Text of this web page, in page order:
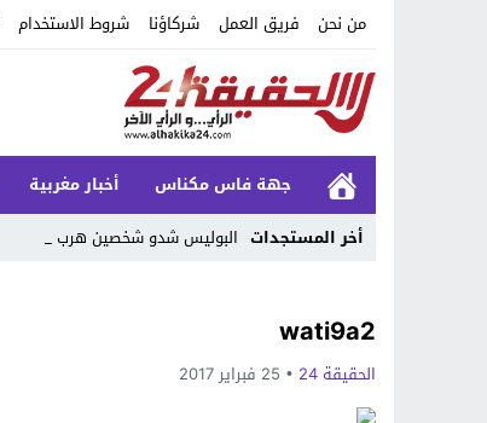
من نحن فريق العمل شركاؤنا شروط الاستخدام
جهة فاس مكناس أخبار مغربية
أخر المستجدات البوليس شدو شخصين هربوا م _
Next
wati9a2
الحقيقة 24 25 فبراير 2017